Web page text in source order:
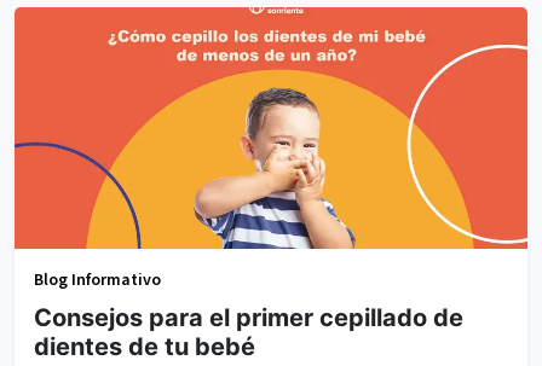
Blog Informativo
Consejos para el primer cepillado de
dientes de tu bebé